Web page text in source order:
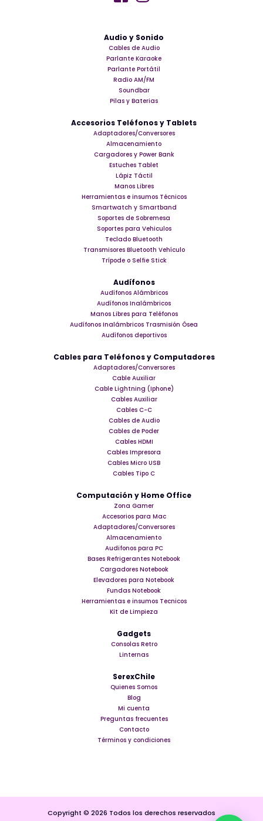
Audio y Sonido
Cables de Audio
Parlante Karaoke
Parlante Portátil
Radio AM/FM
Soundbar
Pilas y Baterias
Accesorios Teléfonos y Tablets
Adaptadores/Conversores
Almacenamiento
Cargadores y Power Bank
Estuches Tablet
Lápiz Táctil
Manos Libres
Herramientas e insumos Técnicos
Smartwatch y Smartband
Soportes de Sobremesa
Soportes para Vehiculos
Teclado Bluetooth
Transmisores Bluetooth Vehículo
Trípode o Selfie Stick
Audífonos
Audífonos Alámbricos
Audífonos Inalámbricos
Manos Libres para Teléfonos
Audífonos Inalámbricos Trasmisión Ósea
Audífonos deportivos
Cables para Teléfonos y Computadores
Adaptadores/Conversores
Cable Auxiliar
Cable Lightning (Iphone)
Cables Auxiliar
Cables C-C
Cables de Audio
Cables de Poder
Cables HDMI
Cables Impresora
Cables Micro USB
Cables Tipo C
Computación y Home Office
Zona Gamer
Accesorios para Mac
Adaptadores/Conversores
Almacenamiento
Audifonos para PC
Bases Refrigerantes Notebook
Cargadores Notebook
Elevadores para Notebook
Fundas Notebook
Herramientas e insumos Tecnicos
Kit de Limpieza
Gadgets
Consolas Retro
Linternas
SerexChile
Quienes Somos
Blog
Mi cuenta
Preguntas frecuentes
Contacto
Términos y condiciones
Copyright © 2026 Todos los derechos reservados